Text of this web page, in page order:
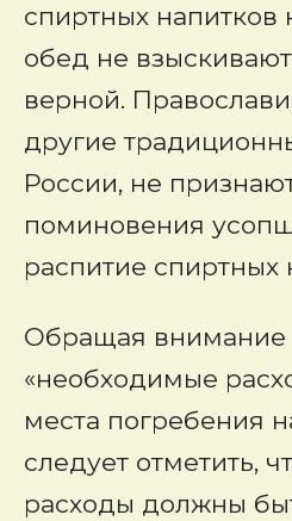
спиртных
обед не
верной.
другие
России, не
поминовения
распитие спиртных
Обращая внимание
«необходимые
места погребения
следует отметить,
расходы должны